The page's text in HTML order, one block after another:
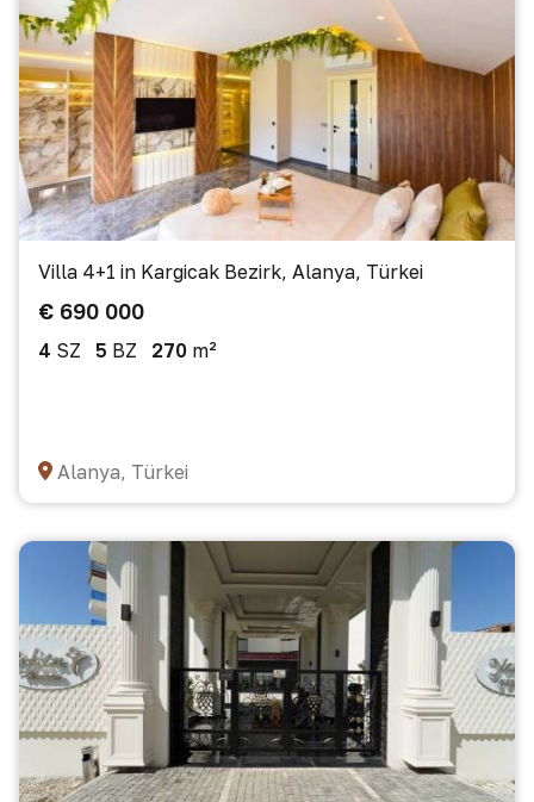
Villa 4+1 in Kargicak Bezirk, Alanya, Türkei
€ 690 000
4 SZ 5 BZ 270 m²
Alanya, Türkei